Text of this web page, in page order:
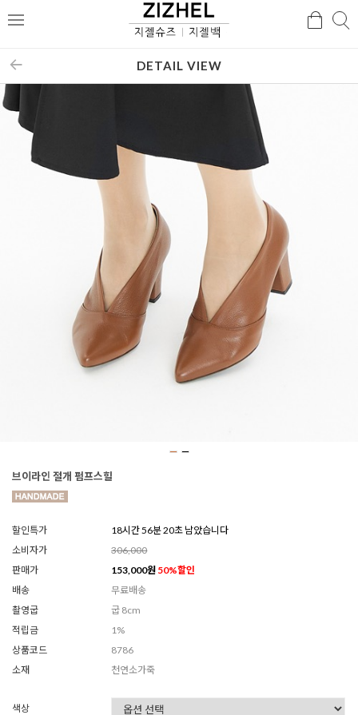
메
검
DETAIL VIEW
브이라인 절개 펌프스힐
할인특가
18시간 56분 18초 남았습니다
소비자가
306,000
판매가
153,000원 50%할인
배송
무료배송
촬영굽
굽 8cm
적립금
1%
상품코드
8786
소재
천연소가죽
색상